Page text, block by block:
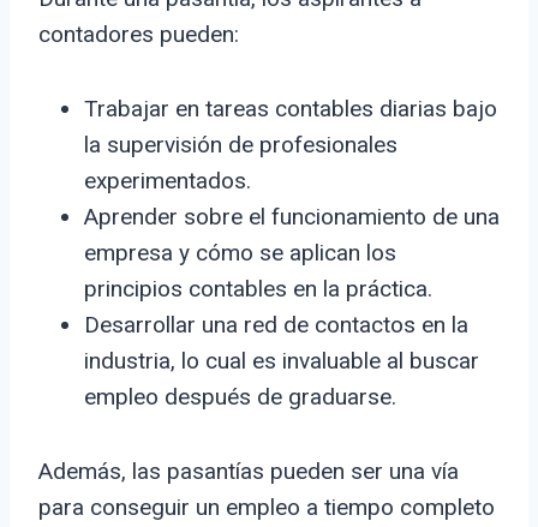
contadores pueden:
Trabajar en tareas contables diarias bajo
la supervisión de profesionales
experimentados.
Aprender sobre el funcionamiento de una
empresa y cómo se aplican los
principios contables en la práctica.
Desarrollar una red de contactos en la
industria, lo cual es invaluable al buscar
empleo después de graduarse.
Además, las pasantías pueden ser una vía
para conseguir un empleo a tiempo completo